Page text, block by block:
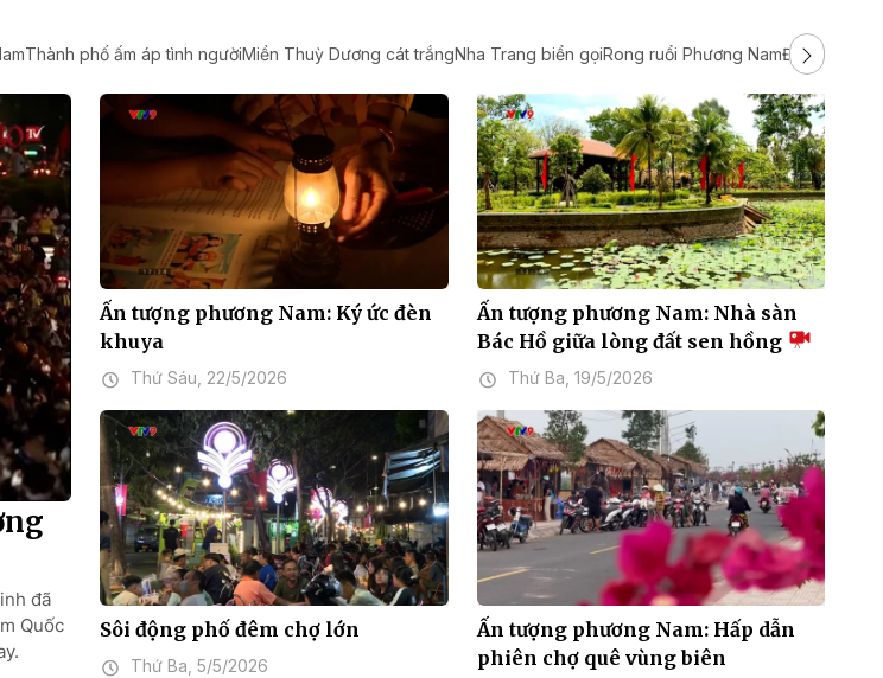
Thành phố ấm áp tình ngườiMiền Thuỳ Dương cát trắngNha Trang biển gọiRong ruổi Phương NamĐiểm đến
đã
Quốc
Ấn tượng phương Nam: Ký ức đèn
khuya
Thứ Sáu, 22/5/2026
Ấn tượng phương Nam: Nhà sàn
Bác Hồ giữa lòng đất sen hồng
Thứ Ba, 19/5/2026
Sôi động phố đêm chợ lớn
Thứ Ba, 5/5/2026
Ấn tượng phương Nam: Hấp dẫn
phiên chợ quê vùng biên